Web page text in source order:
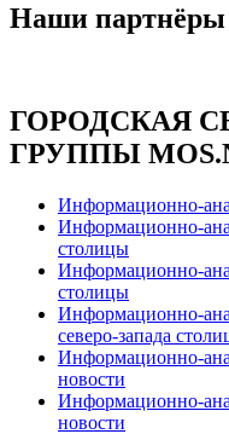
Наши партнёры
ГОРОДСКАЯ
ГРУППЫ
Информационно-
Информационно-
столицы
Информационно-
столицы
Информационно-
северо-запада
Информационно-
новости
Информационно-
новости